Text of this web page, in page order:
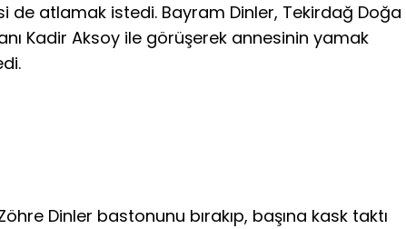
de atlamak istedi. Bayram Dinler, Tekirdağ Doğa
Kadir Aksoy ile görüşerek annesinin yamak
Dinler bastonunu bırakıp, başına kask taktı